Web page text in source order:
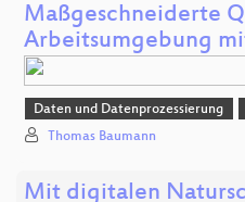
Maßgeschneiderte
Arbeitsumgebung
Daten und Datenprozessierung
Thomas Baumann
Mit digitalen